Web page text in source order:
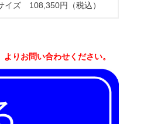
イズ 108,350円（税込）
りお問い合わせください。